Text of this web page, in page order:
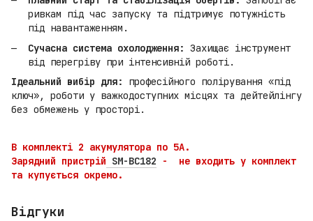
ривкам під час запуску та підтримує потужність
під навантаженням.
Сучасна система охолодження: Захищає інструмент
від перегріву при інтенсивній роботі.
Ідеальний вибір для:
професійного полірування «під
ключ», роботи у важкодоступних місцях та дейтейлінгу
без обмежень у просторі.
В комплекті 2 акумулятора по 5А.
Зарядний пристрій SM-BC182 - не входить у комплект
та купується окремо.
Відгуки